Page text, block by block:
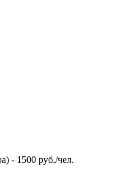
- 1500 руб./чел.